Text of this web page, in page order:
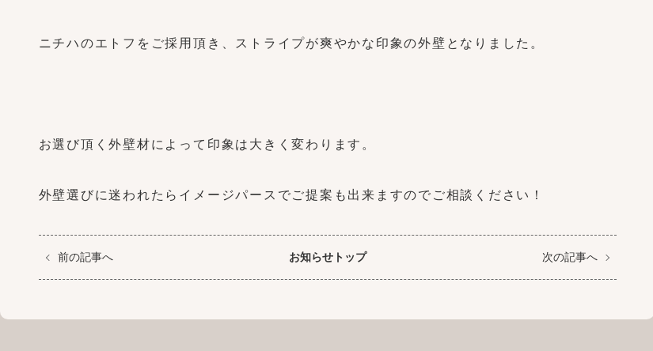
ニチハのエトフをご採用頂き、ストライプが爽やかな印象の外壁となりました。
お選び頂く外壁材によって印象は大きく変わります。
外壁選びに迷われたらイメージパースでご提案も出来ますのでご相談ください！
前の記事へ お知らせトップ 次の記事へ